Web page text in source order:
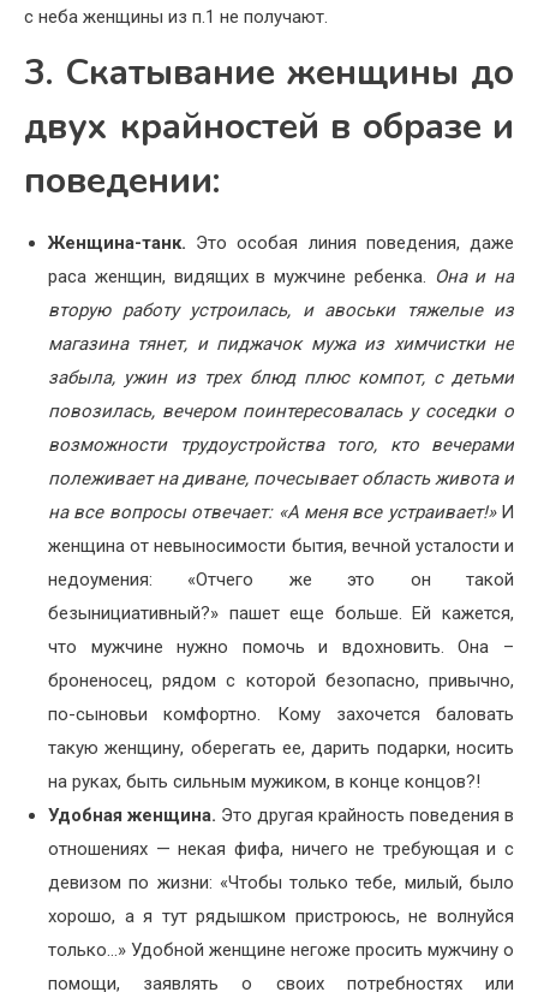
с неба женщины из п.1 не получают.
3. Скатывание женщины до
двух крайностей в образе и
поведении:
Женщина-танк. Это особая линия поведения, даже
раса женщин, видящих в мужчине ребенка. Она и на
вторую работу устроилась, и авоськи тяжелые из
магазина тянет, и пиджачок мужа из химчистки не
забыла, ужин из трех блюд плюс компот, с детьми
повозилась, вечером поинтересовалась у соседки о
возможности трудоустройства того, кто вечерами
полеживает на диване, почесывает область живота и
на все вопросы отвечает: «А меня все устраивает!»И
женщина от невыносимости бытия, вечной усталости и
недоумения: «Отчего же это он такой
безынициативный?» пашет еще больше. Ей кажется,
что мужчине нужно помочь и вдохновить. Она –
броненосец, рядом с которой безопасно, привычно,
по-сыновьи комфортно. Кому захочется баловать
такую женщину, оберегать ее, дарить подарки, носить
на руках, быть сильным мужиком, в конце концов?!
Удобная женщина. Это другая крайность поведения в
отношениях — некая фифа, ничего не требующая и с
девизом по жизни: «Чтобы только тебе, милый, было
хорошо, а я тут рядышком пристроюсь, не волнуйся
только…» Удобной женщине негоже просить мужчину о
помощи, заявлять о своих потребностях или